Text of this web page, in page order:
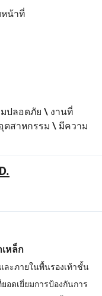
น้าที่
ปลอดภัย \ งานที่
ตสาหกรรม \ มีความ
หล็ก
ละภายในพื้นรองเท้าชั้น
อดเยี่ยมการป้องกันการ